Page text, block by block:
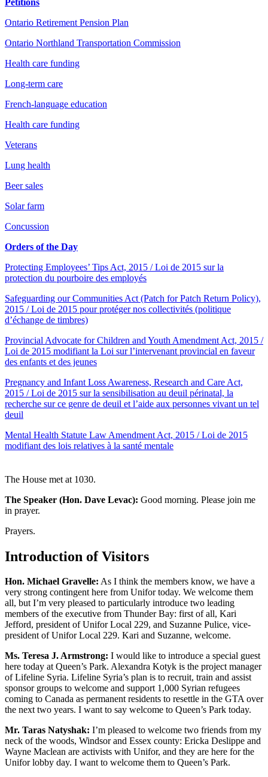
Ontario Retirement Pension Plan
Ontario Northland Transportation Commission
Health care funding
Long-term care
French-language education
Health care funding
Veterans
Lung health
Beer sales
Solar farm
Concussion
Orders of the Day
Protecting Employees’ Tips Act, 2015 / Loi de 2015 sur la
protection du pourboire des employés
Safeguarding our Communities Act (Patch for Patch Return Policy),
2015 / Loi de 2015 pour protéger nos collectivités (politique
d’échange de timbres)
Provincial Advocate for Children and Youth Amendment Act, 2015 /
Loi de 2015 modifiant la Loi sur l’intervenant provincial en faveur
des enfants et des jeunes
Pregnancy and Infant Loss Awareness, Research and Care Act,
2015 / Loi de 2015 sur la sensibilisation au deuil périnatal, la
recherche sur ce genre de deuil et l’aide aux personnes vivant un tel
deuil
Mental Health Statute Law Amendment Act, 2015 / Loi de 2015
modifiant des lois relatives à la santé mentale
The House met at 1030.
The Speaker (Hon. Dave Levac): Good morning. Please join me
in prayer.
Prayers.
Introduction of Visitors
Hon. Michael Gravelle: As I think the members know, we have a
very strong contingent here from Unifor today. We welcome them
all, but I’m very pleased to particularly introduce two leading
members of the executive from Thunder Bay: first of all, Kari
Jefford, president of Unifor Local 229, and Suzanne Pulice, vice-
president of Unifor Local 229. Kari and Suzanne, welcome.
Ms. Teresa J. Armstrong: I would like to introduce a special guest
here today at Queen’s Park. Alexandra Kotyk is the project manager
of Lifeline Syria. Lifeline Syria’s plan is to recruit, train and assist
sponsor groups to welcome and support 1,000 Syrian refugees
coming to Canada as permanent residents to resettle in the GTA over
the next two years. I want to say welcome to Queen’s Park today.
Mr. Taras Natyshak: I’m pleased to welcome two friends from my
neck of the woods, Windsor and Essex county: Ericka Deslippe and
Wayne Maclean are activists with Unifor, and they are here for the
Unifor lobby day. I want to welcome them to Queen’s Park.